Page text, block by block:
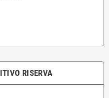
RISERVA